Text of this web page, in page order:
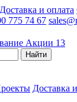
Доставка и оплата
775 74 67
Акции 13
Найти
Доставка